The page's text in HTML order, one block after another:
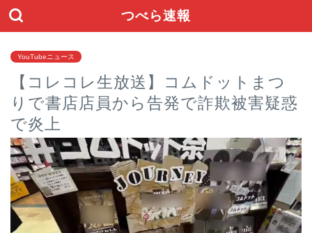
つべら速報
YouTubeニュース
【コレコレ生放送】コムドットまつ
りで書店店員から告発で詐欺被害疑惑
で炎上